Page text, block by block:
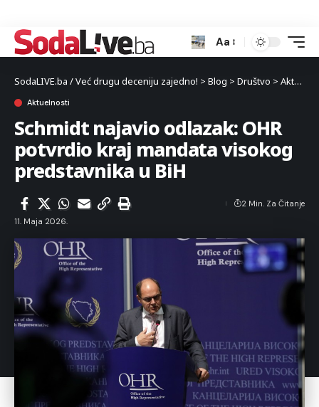
Aa
SodaLIVE.ba / Već drugu deceniju zajedno! > Blog > Društvo > Aktuelnosti
Aktuelnosti
Schmidt najavio odlazak: OHR
potvrdio kraj mandata visokog
predstavnika u BiH
11. Maja 2026.
2 Min. Za Čitanje